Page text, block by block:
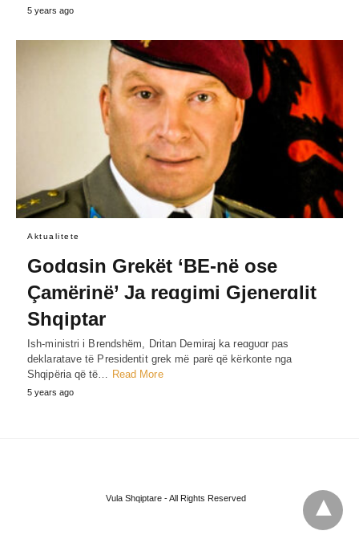
5 years ago
Aktualitete
Godɑsin Grekët ‘BE-në ose
Çamërinë’ Ja reɑgimi Gjenerɑlit
Shqiptar
Ish-ministri i Brendshëm, Dritan Demiraj ka reɑgυɑr pas
deklaratave të Presidentit grek më parë që kërkonte nga
Shqipëria që të…
Read More
5 years ago
Vula Shqiptare - All Rights Reserved